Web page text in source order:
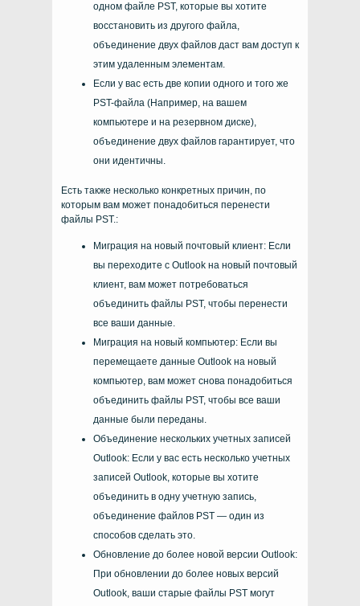
одном файле PST, которые вы хотите
восстановить из другого файла,
объединение двух файлов даст вам доступ к
этим удаленным элементам.
Если у вас есть две копии одного и того же
PST-файла (Например, на вашем
компьютере и на резервном диске),
объединение двух файлов гарантирует, что
они идентичны.
Есть также несколько конкретных причин, по
которым вам может понадобиться перенести
файлы PST.:
Миграция на новый почтовый клиент: Если
вы переходите с Outlook на новый почтовый
клиент, вам может потребоваться
объединить файлы PST, чтобы перенести
все ваши данные.
Миграция на новый компьютер: Если вы
перемещаете данные Outlook на новый
компьютер, вам может снова понадобиться
объединить файлы PST, чтобы все ваши
данные были переданы.
Объединение нескольких учетных записей
Outlook: Если у вас есть несколько учетных
записей Outlook, которые вы хотите
объединить в одну учетную запись,
объединение файлов PST — один из
способов сделать это.
Обновление до более новой версии Outlook:
При обновлении до более новых версий
Outlook, ваши старые файлы PST могут